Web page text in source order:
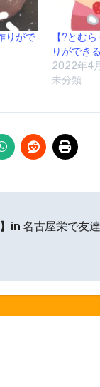
りがで
【?とむ
りができ
2022年4
未分類
】in 名古屋栄で友